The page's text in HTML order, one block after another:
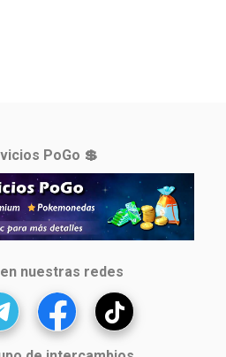
PoGo 💲
nuestras redes